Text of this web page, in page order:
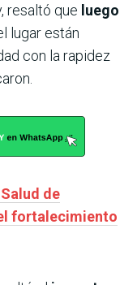
resaltó que luego
lugar están
con la rapidez
de
fortalecimiento